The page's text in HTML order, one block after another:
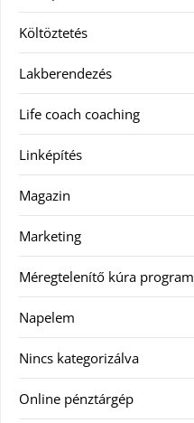
Költöztetés
Lakberendezés
Life coach coaching
Linképítés
Magazin
Marketing
Méregtelenítő kúra program
Napelem
Nincs kategorizálva
Online pénztárgép